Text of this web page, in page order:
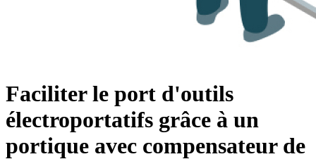
Faciliter le port d'outils
électroportatifs grâce à un
portique avec compensateur de